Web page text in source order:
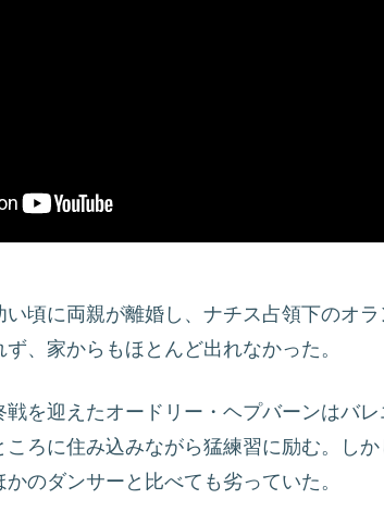
頃に両親が離婚し、ナチス占領下のオ
、家からもほとんど出れなかった。
を迎えたオードリー・ヘプバーンはバレ
ろに住み込みながら猛練習に励む。し
のダンサーと比べても劣っていた。